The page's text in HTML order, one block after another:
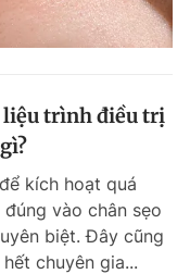
biết
liệu trình điều trị
kích hoạt quá
vào chân sẹo
biệt. Đây cũng
chuyên gia...